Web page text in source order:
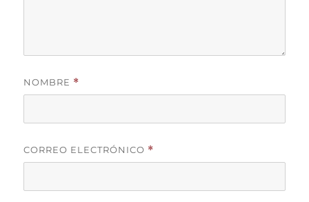
NOMBRE *
CORREO ELECTRÓNICO *